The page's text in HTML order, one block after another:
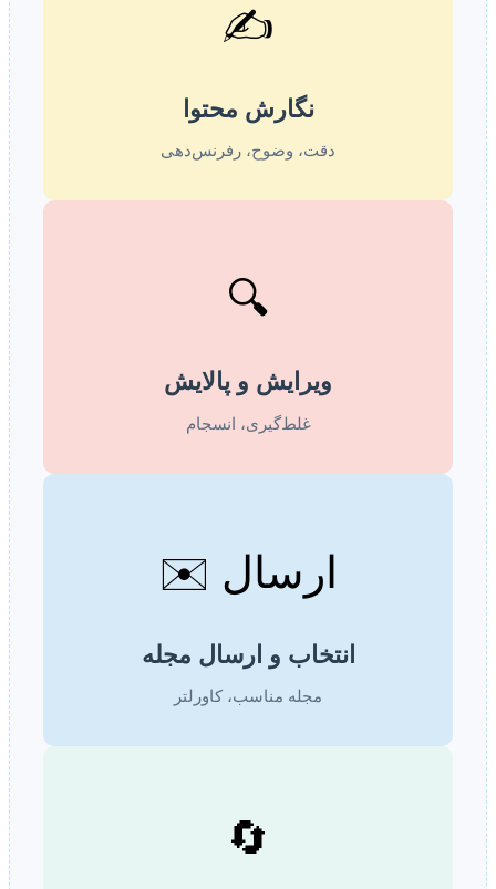
✍️
نگارش محتوا
دقت، وضوح، رفرنس‌دهی
🔍
ویرایش و پالایش
غلط‌گیری، انسجام
ارسال ✉️
انتخاب و ارسال مجله
مجله مناسب، کاورلتر
🔄